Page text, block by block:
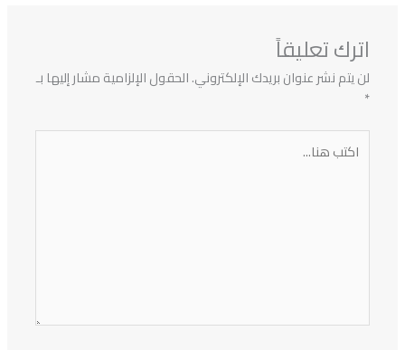
اترك تعليقاً
لن يتم نشر عنوان بريدك الإلكتروني.الحقول الإلزامية مشار إليها بـ
*
هنا...